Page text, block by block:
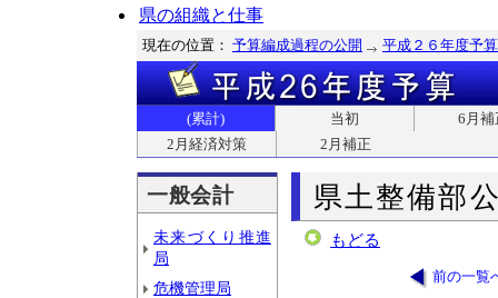
県の組織と仕事
現在の位置： 予算編成過程の公開 平成２６年度予算
(累計) 当初
6月補
2月経済対策
2月補正
一般会計
未来づくり推進
局
危機管理局
県土整備部
もどる
前の一覧